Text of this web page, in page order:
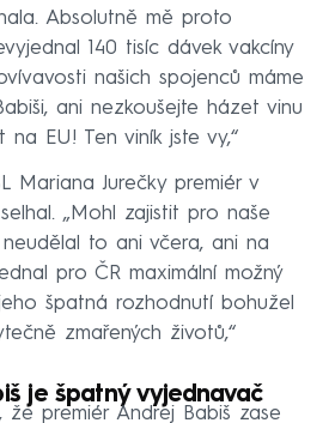
Absolutně mě proto
140 tisíc dávek vakcíny
našich spojenců máme
ani nezkoušejte házet vinu
na EU! Ten viník jste vy,“
Mariana Jurečky premiér v
„Mohl zajistit pro naše
to ani včera, ani na
pro ČR maximální možný
špatná rozhodnutí bohužel
zmařených životů,“
je špatný vyjednavač
že premiér Andrej Babiš zase